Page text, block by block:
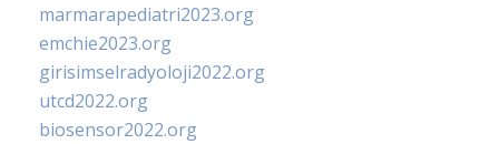
marmarapediatri2023.org
emchie2023.org
girisimselradyoloji2022.org
utcd2022.org
biosensor2022.org